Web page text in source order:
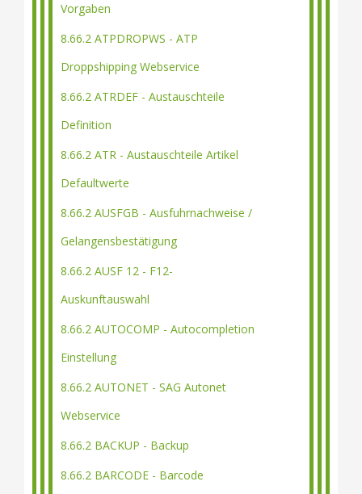
Vorgaben
8.66.2 ATPDROPWS - ATP
Droppshipping Webservice
8.66.2 ATRDEF - Austauschteile
Definition
8.66.2 ATR - Austauschteile Artikel
Defaultwerte
8.66.2 AUSFGB - Ausfuhrnachweise /
Gelangensbestätigung
8.66.2 AUSF 12 - F12-
Auskunftauswahl
8.66.2 AUTOCOMP - Autocompletion
Einstellung
8.66.2 AUTONET - SAG Autonet
Webservice
8.66.2 BACKUP - Backup
8.66.2 BARCODE - Barcode